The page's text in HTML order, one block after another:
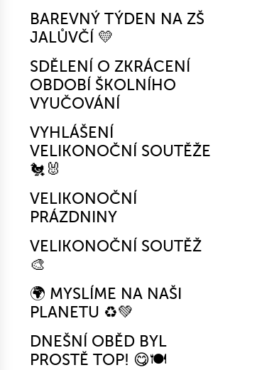
BAREVNÝ TÝDEN NA ZŠ
JALŮVČÍ 💛
SDĚLENÍ O ZKRÁCENÍ
OBDOBÍ ŠKOLNÍHO
VYUČOVÁNÍ
VYHLÁŠENÍ
VELIKONOČNÍ SOUTĚŽE
🐔🐰
VELIKONOČNÍ
PRÁZDNINY
VELIKONOČNÍ SOUTĚŽ
🎨
🌍 MYSLÍME NA NAŠI
PLANETU ♻️💚
DNEŠNÍ OBĚD BYL
PROSTĚ TOP! 😋🍽️